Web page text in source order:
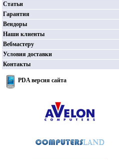
Статьи
Гарантия
Вендоры
Наши клиенты
Вебмастеру
Условия доставки
Контакты
PDA версия сайта